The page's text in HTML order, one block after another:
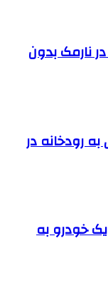
نارمک بدون
رودخانه در
یک خودرو به